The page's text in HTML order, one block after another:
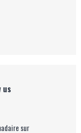
us
sur